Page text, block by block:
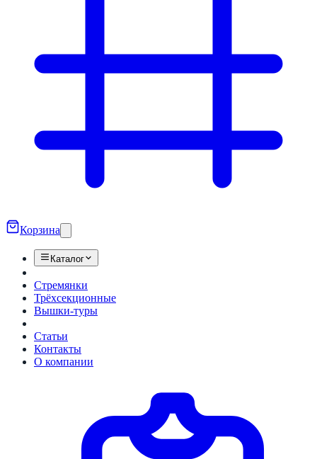
Корзина
Каталог
Стремянки
Трёхсекционные
Вышки-туры
Статьи
Контакты
О компании